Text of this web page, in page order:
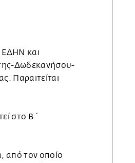
ΕΔΗΝ και
Δωδεκανήσου-
Παραιτείται
στο Β΄
από τον οποίο